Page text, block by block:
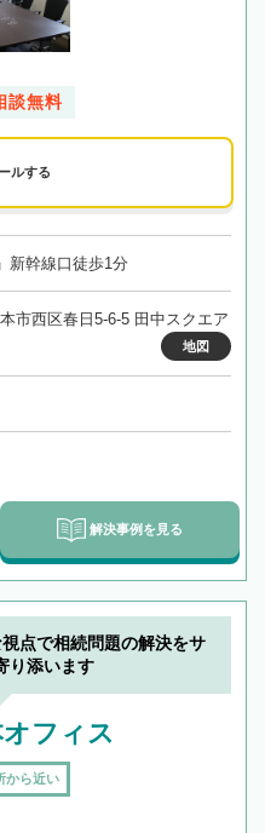
談無料
ルする
新幹線口徒歩1分
市西区春日5-6-5 田中スクエア
地図
解決事例を見る
点で相続問題の解決をサ
り添います
フィス
から近い